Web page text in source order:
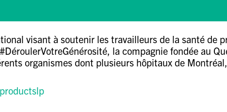
visant à soutenir les travailleurs de la santé de
la compagnie fondée au
organismes dont plusieurs hôpitaux de Montréal,